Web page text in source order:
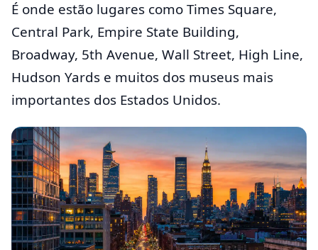
É onde estão lugares como Times Square,
Central Park, Empire State Building,
Broadway, 5th Avenue, Wall Street, High Line,
Hudson Yards e muitos dos museus mais
importantes dos Estados Unidos.